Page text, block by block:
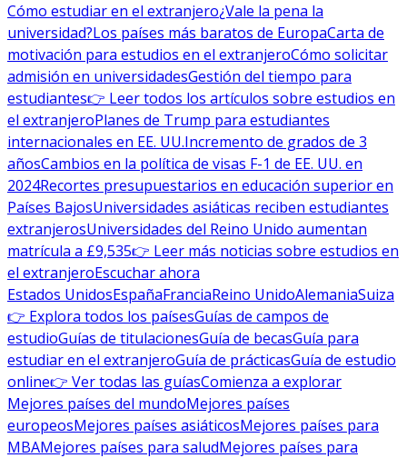
Cómo estudiar en el extranjero¿Vale la pena la
universidad?Los países más baratos de EuropaCarta de
motivación para estudios en el extranjeroCómo solicitar
admisión en universidadesGestión del tiempo para
estudiantes👉 Leer todos los artículos sobre estudios en
el extranjeroPlanes de Trump para estudiantes
internacionales en EE. UU.Incremento de grados de 3
añosCambios en la política de visas F-1 de EE. UU. en
2024Recortes presupuestarios en educación superior en
Países BajosUniversidades asiáticas reciben estudiantes
extranjerosUniversidades del Reino Unido aumentan
matrícula a £9,535👉 Leer más noticias sobre estudios en
el extranjeroEscuchar ahora
Estados UnidosEspañaFranciaReino UnidoAlemaniaSuiza
👉 Explora todos los paísesGuías de campos de
estudioGuías de titulacionesGuía de becasGuía para
estudiar en el extranjeroGuía de prácticasGuía de estudio
online👉 Ver todas las guíasComienza a explorar
Mejores países del mundoMejores países
europeosMejores países asiáticosMejores países para
MBAMejores países para saludMejores países para